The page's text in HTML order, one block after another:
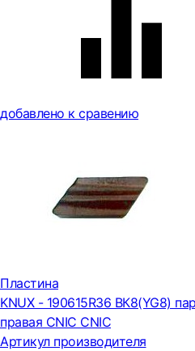
добавлено к сравению
Пластина
KNUX - 190615R36 ВК8(YG8)
правая CNIC CNIC
Артикул производителя